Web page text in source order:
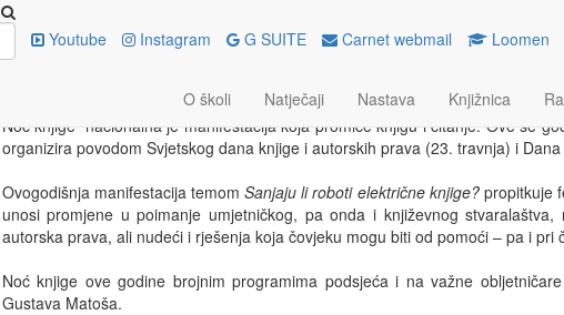
Youtube Instagram G SUITE Carnet webmail Loomen
O školi Natječaji Nastava Knjižnica
OBILJEŽILI SMO NOĆ KNJIGE
Noć knjige nacionalna je manifestacija koja promiče knjigu i čitanje. Ove se
organizira povodom Svjetskog dana knjige i autorskih prava (23. travnja) i
Ovogodišnja manifestacija temom Sanjaju li roboti električne knjige?propitkuje
unosi promjene u poimanje umjetničkog, pa onda i književnog
autorska prava, ali nudeći i rješenja koja čovjeku mogu biti od pomoći – pa i pri
Noć knjige ove godine brojnim programima podsjeća i na važne
Gustava Matoša.